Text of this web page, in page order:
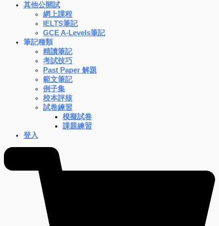
其他公開試
網上課程
IELTS筆記
GCE A-Levels筆記
筆記種類
精讀筆記
考試技巧
Past Paper 解題
範文筆記
例子集
校本評核
試卷練習
模擬試卷
課題練習
登入